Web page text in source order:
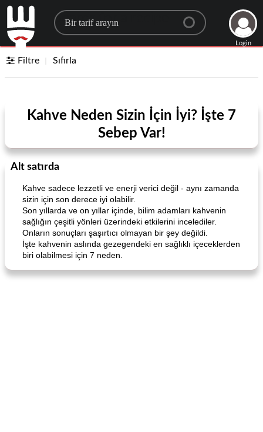
Search for a recipe
Login
Filtre Sıfırla
Kahve Neden Sizin İçin İyi? İşte 7
Sebep Var!
Alt satırda
Kahve sadece lezzetli ve enerji verici değil - aynı zamanda
sizin için son derece iyi olabilir.
Son yıllarda ve on yıllar içinde, bilim adamları kahvenin
sağlığın çeşitli yönleri üzerindeki etkilerini incelediler.
Onların sonuçları şaşırtıcı olmayan bir şey değildi.
İşte kahvenin aslında gezegendeki en sağlıklı içeceklerden
biri olabilmesi için 7 neden.